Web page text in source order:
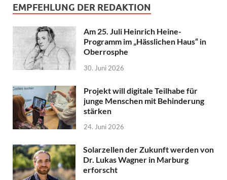
EMPFEHLUNG DER REDAKTION
Am 25. Juli Heinrich Heine-
Programm im „Hässlichen Haus“ in
Oberrosphe
30. Juni 2026
Projekt will digitale Teilhabe für
junge Menschen mit Behinderung
stärken
24. Juni 2026
Solarzellen der Zukunft werden von
Dr. Lukas Wagner in Marburg
erforscht